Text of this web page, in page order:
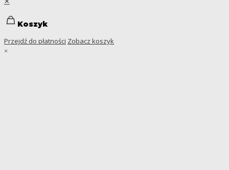
Koszyk
Przejdź do płatności Zobacz koszyk
×